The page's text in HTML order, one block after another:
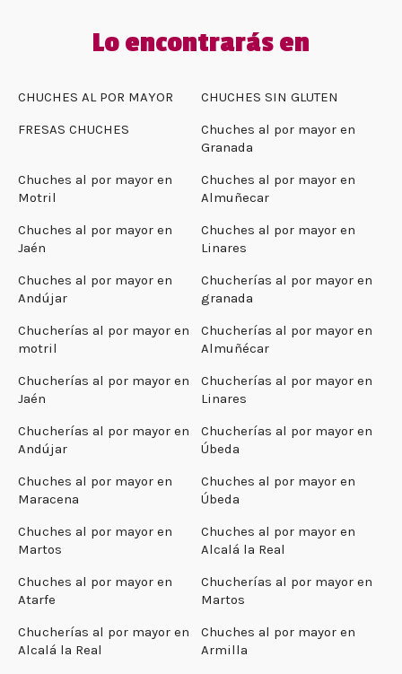
Lo encontrarás en
CHUCHES AL POR MAYOR
CHUCHES SIN GLUTEN
FRESAS CHUCHES
Chuches al por mayor en
Granada
Chuches al por mayor en
Motril
Chuches al por mayor en
Almuñecar
Chuches al por mayor en
Jaén
Chuches al por mayor en
Linares
Chuches al por mayor en
Andújar
Chucherías al por mayor en
granada
Chucherías al por mayor en
motril
Chucherías al por mayor en
Almuñécar
Chucherías al por mayor en
Jaén
Chucherías al por mayor en
Linares
Chucherías al por mayor en
Andújar
Chucherías al por mayor en
Úbeda
Chuches al por mayor en
Maracena
Chuches al por mayor en
Úbeda
Chuches al por mayor en
Martos
Chuches al por mayor en
Alcalá la Real
Chuches al por mayor en
Atarfe
Chucherías al por mayor en
Martos
Chucherías al por mayor en
Alcalá la Real
Chuches al por mayor en
Armilla